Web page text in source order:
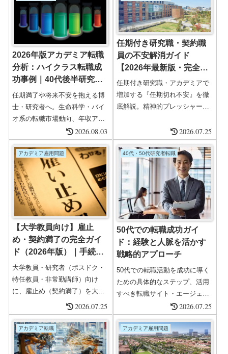
2026年版アカデミア転職
分析：ハイクラス転職成
功事例｜40代後半研究職
ポスドクから民間企業
任期満了や将来不安を抱える博
士・研究者へ。生命科学・バイ
オ系の転職市場動向、年収アッ
プの現実、書類・面接対策、
40〜50代の成功事例、エージェ
ント選びまで2026年最新版とし
て徹底解説。
2026.08.03
任期付き研究職・契約職
員の不安解消ガイド
【2026年最新版・完全
版】
任期付き研究職・アカデミアで
増加する『任期切れ不安』を徹
底解説。精神的プレッシャーの
再設計、相談窓口一覧、支援サ
ービス紹介まで包括的にカバ
ー。2025年最新版のリアルな声
と具体的アドバイスであなたの
悩みに応えます。
2026.07.25
アカデミア雇用問題
【大学教員向け】雇止
め・契約満了の完全ガイ
ド（2026年版）｜手続
き・判例・実務対応
大学教員・研究者（ポスドク・
特任教員・非常勤講師）向け
に、雇止め（契約満了）を大学
特有の視点でやさしく解説。無
期転換・労働契約法19条の適
用、判例、準備すべき証拠、労
働審判・地位確認訴訟の流れ、
再就職・キャリアの選択肢ま
2026.07.25
40代・50代研究者転職
50代での転職成功ガイ
ド：経験と人脈を活かす
戦略的アプローチ
50代での転職活動を成功に導く
ための具体的なステップ、活用
すべき転職サイト・エージェン
ト、成功事例を交えて詳しく解
説します。
2026.07.25
アカデミア転職 アカデミア雇用問題